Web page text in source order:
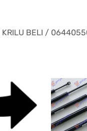
KRILU BELI /